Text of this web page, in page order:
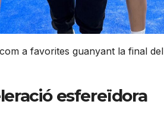
a favorites guanyant la final del
esfereïdora